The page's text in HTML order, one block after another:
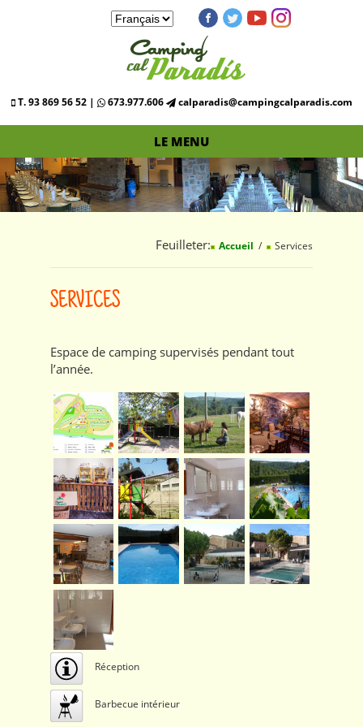
T. 93 869 56 52 | 673.977.606 calparadis@campingcalparadis.com
LE MENU
Feuilleter: Accueil Services
SERVICES
Espace de camping supervisés pendant tout
l’année.
Réception
Barbecue intérieur